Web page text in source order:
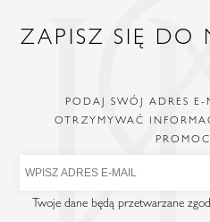
ZAPISZ SIĘ DO
PODAJ SWÓJ ADRES
OTRZYMYWAĆ
Twoje dane będą przetwarzane